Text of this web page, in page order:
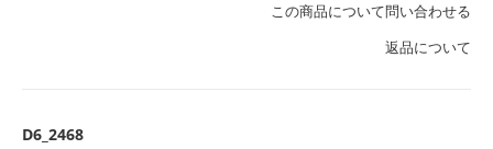
この商品について問い合わせる
返品について
D6_2468